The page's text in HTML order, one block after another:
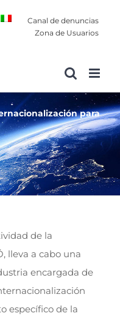
Canal de denuncias
Zona de Usuarios
para
de la
lleva a cabo una
encargada de
específico de la